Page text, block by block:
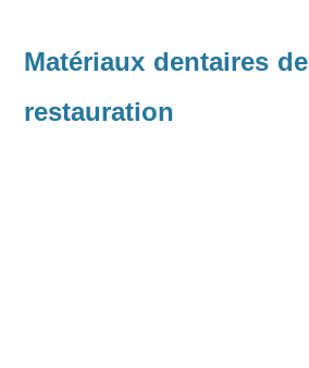
Matériaux dentaires de
restauration